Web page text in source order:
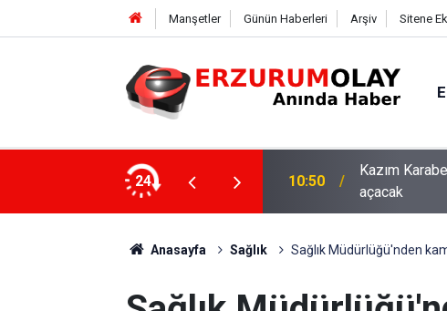
Manşetler Günün Haberleri Arşiv Sitene
24
maçıyla tam kapasiteyle kapılarını
10:44 ETSO ve
Anasayfa Sağlık Sağlık Müdürlüğü'nden